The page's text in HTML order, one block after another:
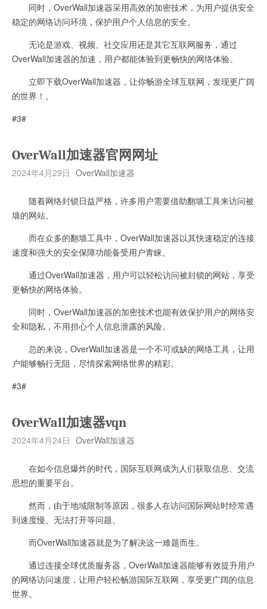
同时，OverWall加速器采用高效的加密技术，为用户提供安全
稳定的网络访问环境，保护用户个人信息的安全。
无论是游戏、视频、社交应用还是其它互联网服务，通过
OverWall加速器的加速，用户都能体验到更畅快的网络体验。
立即下载OverWall加速器，让你畅游全球互联网，发现更广阔
的世界！。
#3#
OverWall加速器官网网址
2024年4月29日 OverWall加速器
随着网络封锁日益严格，许多用户需要借助翻墙工具来访问被
墙的网站。
而在众多的翻墙工具中，OverWall加速器以其快速稳定的连接
速度和强大的安全保障功能备受用户青睐。
通过OverWall加速器，用户可以轻松访问被封锁的网站，享受
更畅快的网络体验。
同时，OverWall加速器的加密技术也能有效保护用户的网络安
全和隐私，不用担心个人信息泄露的风险。
总的来说，OverWall加速器是一个不可或缺的网络工具，让用
户能够畅行无阻，尽情探索网络世界的精彩。
#3#
OverWall加速器vqn
2024年4月24日 OverWall加速器
在如今信息爆炸的时代，国际互联网成为人们获取信息、交流
思想的重要平台。
然而，由于地域限制等原因，很多人在访问国际网站时经常遇
到速度慢、无法打开等问题。
而OverWall加速器就是为了解决这一难题而生。
通过连接全球优质服务器，OverWall加速器能够有效提升用户
的网络访问速度，让用户轻松畅游国际互联网，享受更广阔的信息
世界。